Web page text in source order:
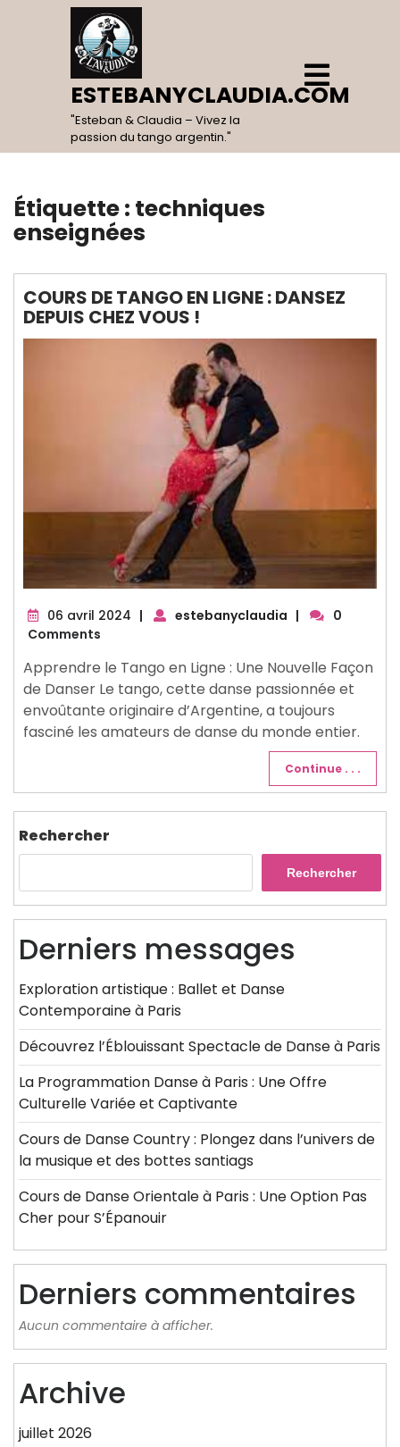
ESTEBANYCLAUDIA.COM
"Esteban & Claudia – Vivez la
passion du tango argentin."
Open
Menu
Étiquette : techniques
enseignées
COURS DE TANGO EN LIGNE : DANSEZ
DEPUIS CHEZ VOUS !
06 avril 2024 06
| estebanyclaudia |
0
Comments
Apprendre le Tango en Ligne : Une Nouvelle Façon
de Danser Le tango, cette danse passionnée et
envoûtante originaire d’Argentine, a toujours
fasciné les amateurs de danse du monde entier.
Continue . . .
Rechercher
Rechercher
Derniers messages
Exploration artistique : Ballet et Danse
Contemporaine à Paris
Découvrez l’Éblouissant Spectacle de Danse à Paris
La Programmation Danse à Paris : Une Offre
Culturelle Variée et Captivante
Cours de Danse Country : Plongez dans l’univers de
la musique et des bottes santiags
Cours de Danse Orientale à Paris : Une Option Pas
Cher pour S’Épanouir
Derniers commentaires
Aucun commentaire à afficher.
Archive
juillet 2026